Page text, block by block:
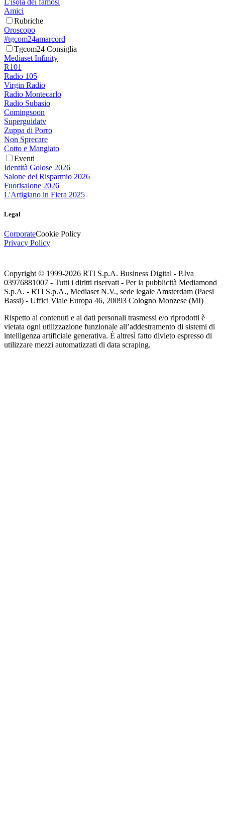
Amici
Rubriche
Oroscopo
#tgcom24amarcord
Tgcom24 Consiglia
Mediaset Infinity
R101
Radio 105
Virgin Radio
Radio Montecarlo
Radio Subasio
Comingsoon
Superguidatv
Zuppa di Porro
Non Sprecare
Cotto e Mangiato
Eventi
Identità Golose 2026
Salone del Risparmio 2026
Fuorisalone 2026
L'Artigiano in Fiera 2025
Legal
CorporateCookie Policy
Privacy Policy
Copyright © 1999-2026 RTI S.p.A. Business Digital - P.Iva
03976881007 - Tutti i diritti riservati - Per la pubblicità Mediamond
S.p.A. - RTI S.p.A., Mediaset N.V., sede legale Amsterdam (Paesi
Bassi) - Uffici Viale Europa 46, 20093 Cologno Monzese (MI)
Rispetto ai contenuti e ai dati personali trasmessi e/o riprodotti è
vietata ogni utilizzazione funzionale all’addestramento di sistemi di
intelligenza artificiale generativa. È altresì fatto divieto espresso di
utilizzare mezzi automatizzati di data scraping.